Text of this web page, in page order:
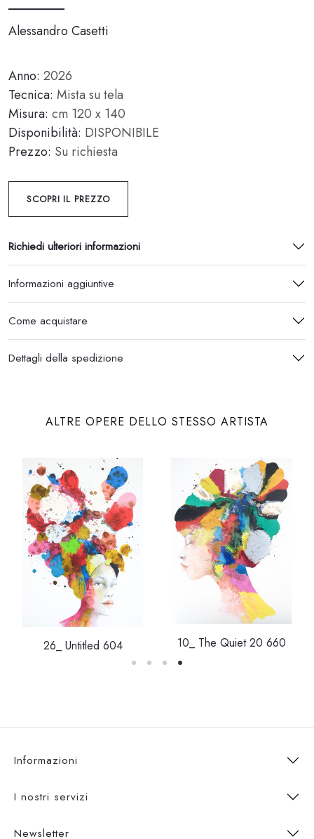
Alessandro Casetti
Anno: 2026
Tecnica: Mista su tela
Misura: cm 120 x 140
Disponibilità: DISPONIBILE
Prezzo: Su richiesta
SCOPRI IL PREZZO
Richiedi ulteriori informazioni
Informazioni aggiuntive
Come acquistare
Dettagli della spedizione
ALTRE OPERE DELLO STESSO ARTISTA
26_ Untitled 604 10_ The Quiet 20 660
Informazioni
I nostri servizi
Newsletter